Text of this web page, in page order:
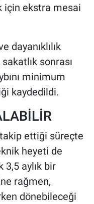
için ekstra mesai
dayanıklılık
sonrası
minimum
kaydedildi.
ettiği süreçte
heyeti de
3,5 aylık bir
rağmen,
dönebileceği